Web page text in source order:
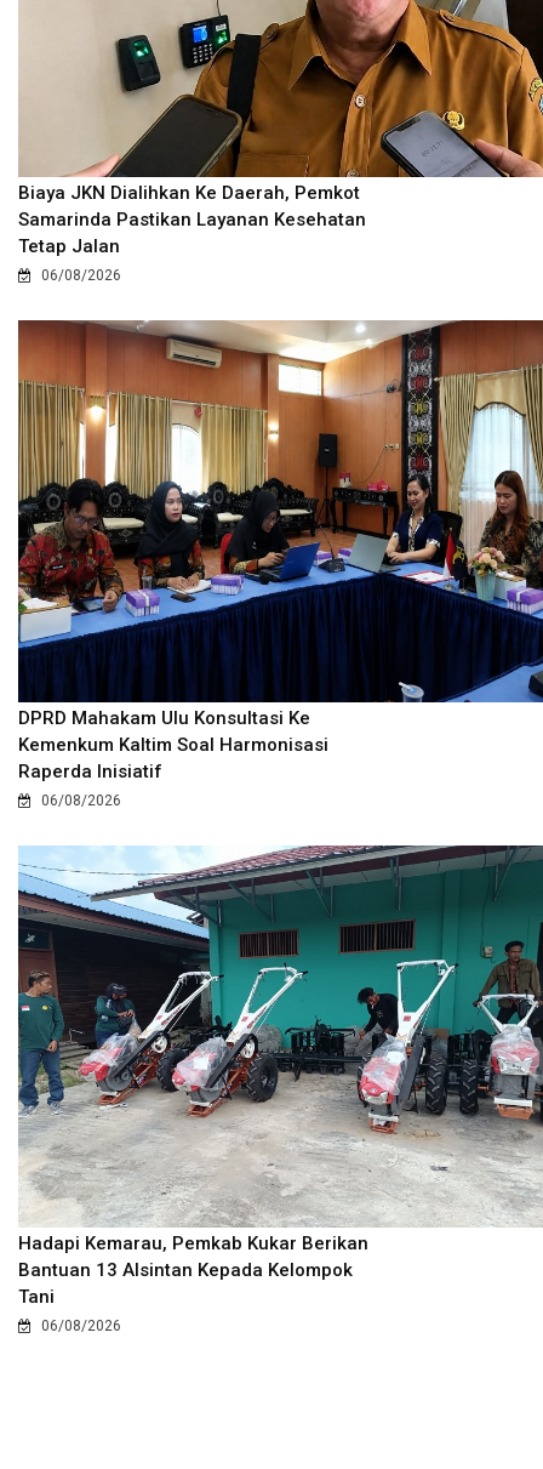
Biaya JKN Dialihkan Ke Daerah, Pemkot
Samarinda Pastikan Layanan Kesehatan
Tetap Jalan
06/08/2026
DPRD Mahakam Ulu Konsultasi Ke
Kemenkum Kaltim Soal Harmonisasi
Raperda Inisiatif
06/08/2026
Hadapi Kemarau, Pemkab Kukar Berikan
Bantuan 13 Alsintan Kepada Kelompok
Tani
06/08/2026